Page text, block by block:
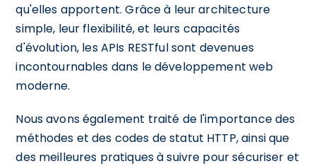
qu'elles apportent. Grâce à leur architecture
simple, leur flexibilité, et leurs capacités
d'évolution, les APIs RESTful sont devenues
incontournables dans le développement web
moderne.
Nous avons également traité de l'importance des
méthodes et des codes de statut HTTP, ainsi que
des meilleures pratiques à suivre pour sécuriser et